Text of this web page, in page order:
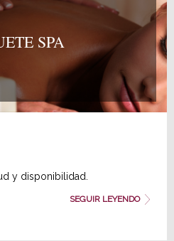
SPA
y disponibilidad.
El servicio se presta en
SEGUIR LEYENDO